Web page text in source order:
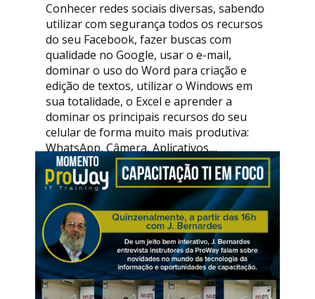
Conhecer redes sociais diversas, sabendo
utilizar com segurança todos os recursos
do seu Facebook, fazer buscas com
qualidade no Google, usar o e-mail,
dominar o uso do Word para criação e
edição de textos, utilizar o Windows em
sua totalidade, o Excel e aprender a
dominar os principais recursos do seu
celular de forma muito mais produtiva:
WhatsApp, Câmera, Aplicativos....
Leia mais